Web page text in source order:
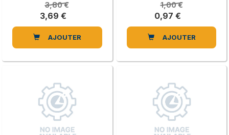
3,80 €
3,69 €
AJOUTER
1,00 €
0,97 €
AJOUTER